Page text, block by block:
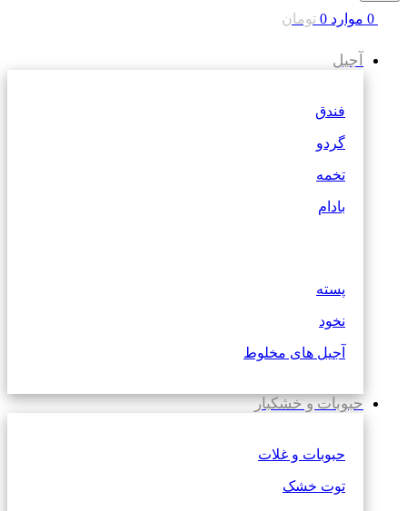
0 موارد 0 تومان
آجیل
فندق
گردو
تخمه
بادام
پسته
نخود
آجیل های مخلوط
حبوبات و خشکبار
حبوبات و غلات
توت خشک